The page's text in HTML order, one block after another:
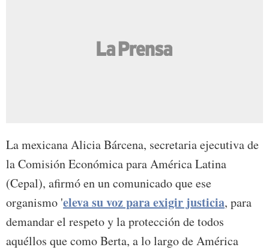
La mexicana Alicia Bárcena, secretaria ejecutiva de
la Comisión Económica para América Latina
(Cepal), afirmó en un comunicado que ese
organismo 'eleva su voz para exigir justicia, para
demandar el respeto y la protección de todos
aquéllos que como Berta, a lo largo de América